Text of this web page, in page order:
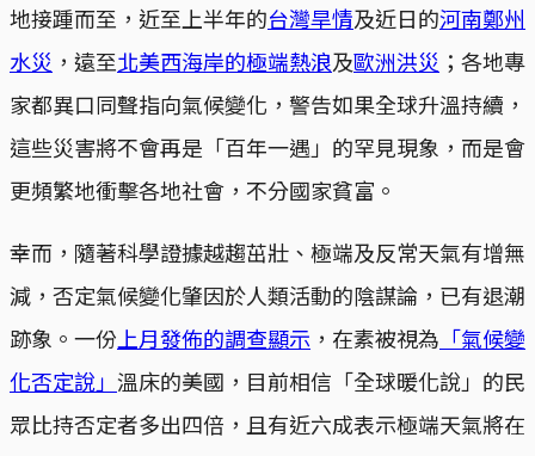
地接踵而至，近至上半年的台灣旱情及近日的河南鄭州
水災 ，遠至北美西海岸的極端熱浪及歐洲洪災 ；各地專
家都異口同聲指向氣候變化，警告如果全球升溫持續，
這些災害將不會再是「百年一遇」的罕見現象，而是會
更頻繁地衝擊各地社會，不分國家貧富。
幸而，隨著科學證據越趨茁壯、極端及反常天氣有增無
減，否定氣候變化肇因於人類活動的陰謀論，已有退潮
跡象。一份 上月發佈的調查顯示 ，在素被視為 「氣候變
化否定說」 溫床的美國，目前相信「全球暖化說」的民
眾比持否定者多出四倍，且有近六成表示極端天氣將在